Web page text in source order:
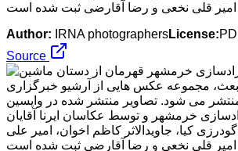
Author:
IRNA photographersLicense:PD
Source